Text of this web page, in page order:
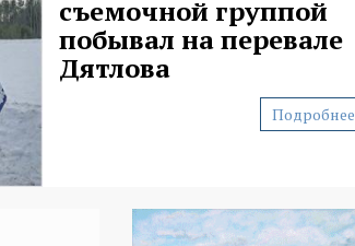
съемочной группой
побывал на перевале
Дятлова
Подробнее